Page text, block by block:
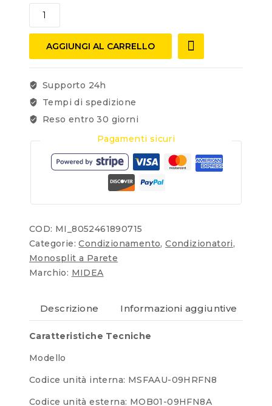
AGGIUNGI AL CARRELLO
Supporto 24h
Tempi di spedizione
Reso entro 30 giorni
Pagamenti sicuri
COD: MI_8052461890715
Categorie:Condizionamento,Condizionatori,
Monosplit a Parete
Marchio: MIDEA
Descrizione Informazioni aggiuntive
Caratteristiche Tecniche
Modello
Codice unità interna: MSFAAU-09HRFN8
Codice unità esterna: MOB01-09HFN8A